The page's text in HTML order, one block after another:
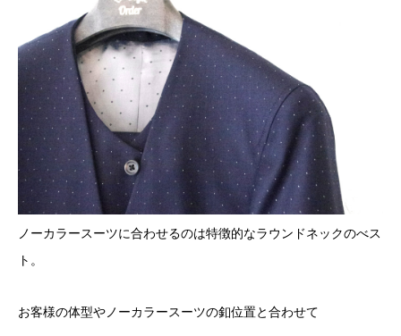
ノーカラースーツに合わせるのは特徴的なラウンドネックのべス
ト。
お客様の体型やノーカラースーツの釦位置と合わせて